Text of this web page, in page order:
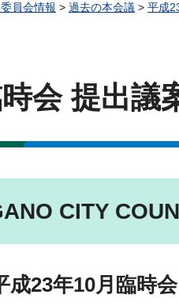
員会情報 > 過去の本会議 > 平成
会 提出議
CITY
23年10月臨時会